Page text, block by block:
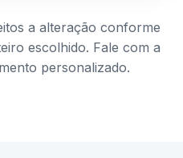
a alteração conforme
escolhido. Fale com a
personalizado.